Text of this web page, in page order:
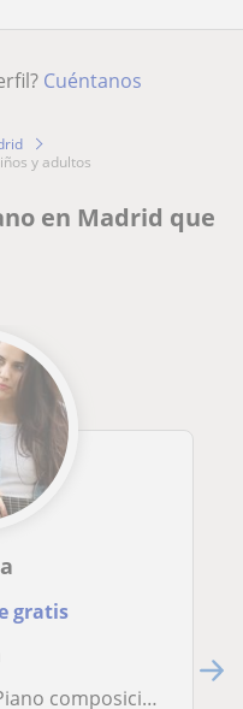
Cuéntanos
y adultos
en Madrid que
gratis
para todas las edades